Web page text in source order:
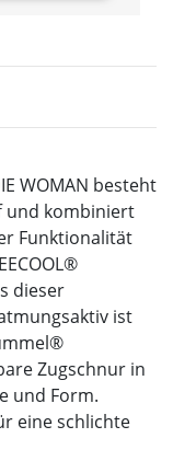
WOMAN besteht
und kombiniert
Funktionalität
dieser
ist
Zugschnur in
und Form.
eine schlichte